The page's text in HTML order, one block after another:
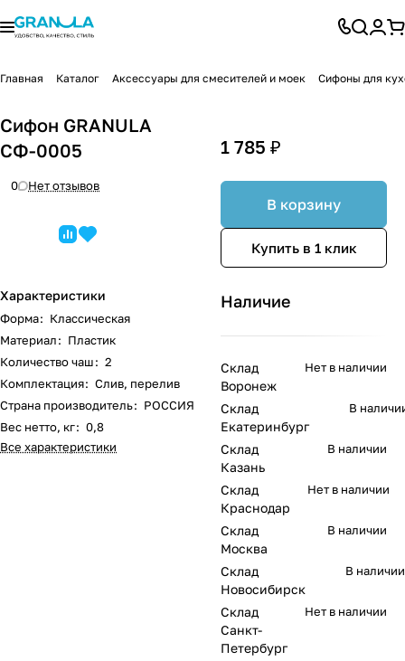
Главная Каталог Аксессуары для смесителей и моек Сифоны для
Сифон GRANULA
СФ-0005
0 Нет отзывов
Характеристики
Форма: Классическая
Материал: Пластик
Количество чаш: 2
Комплектация: Слив, перелив
Страна производитель: РОССИЯ
Вес нетто, кг: 0,8
Все характеристики
1 785 ₽
В корзину
Купить в 1 клик
Наличие
Склад
Воронеж
Нет в наличии
Склад
Екатеринбург
В
Склад
Казань
В наличии
Склад
Краснодар
Нет в наличии
Склад
Москва
В наличии
Склад
Новосибирск
В наличии
Склад
Санкт-
Петербург
Нет в наличии